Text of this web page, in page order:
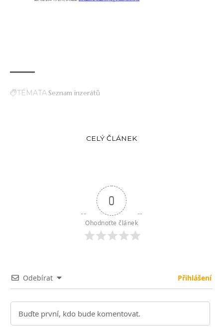
TÉMATASeznam inzerátů
0
Ohodnoťte článek
Odebírat Přihlášení
CELÝ ČLÁNEK